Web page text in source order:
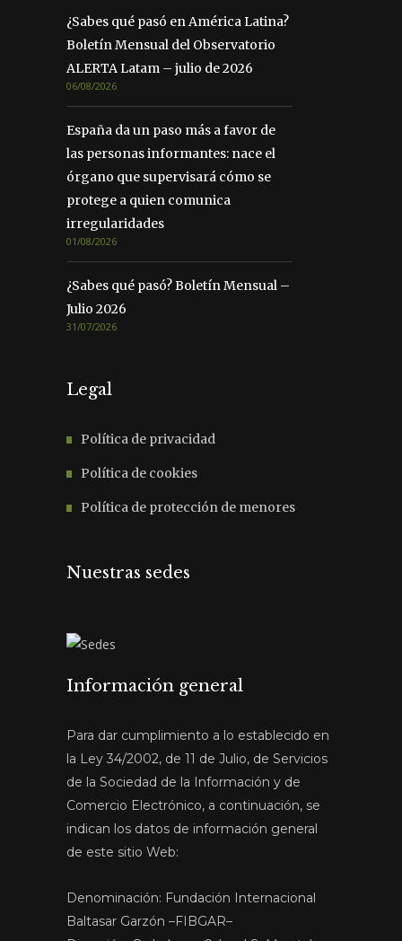
¿Sabes qué pasó en América Latina?
Boletín Mensual del Observatorio
ALERTA Latam – julio de 2026
06/08/2026
España da un paso más a favor de
las personas informantes: nace el
órgano que supervisará cómo se
protege a quien comunica
irregularidades
01/08/2026
¿Sabes qué pasó? Boletín Mensual –
Julio 2026
31/07/2026
Legal
Política de privacidad
Política de cookies
Política de protección de menores
Nuestras sedes
Información general
Para dar cumplimiento a lo establecido en
la Ley 34/2002, de 11 de Julio, de Servicios
de la Sociedad de la Información y de
Comercio Electrónico, a continuación, se
indican los datos de información general
de este sitio Web:
Denominación: Fundación Internacional
Baltasar Garzón –FIBGAR–